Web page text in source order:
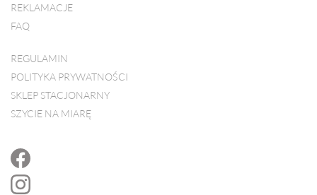
REKLAMACJE
FAQ
REGULAMIN
POLITYKA PRYWATNOŚCI
SKLEP STACJONARNY
SZYCIE NA MIARĘ